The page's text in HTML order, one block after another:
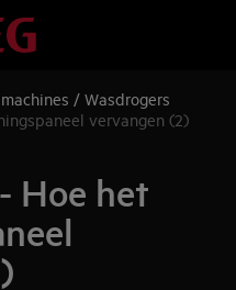
/ Wasdrogers
vervangen (2)
Hoe het